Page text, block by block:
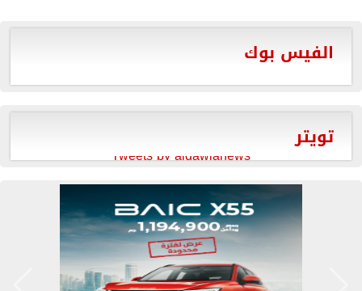
الفيس بوك
تويتر
Tweets by aldawlanews